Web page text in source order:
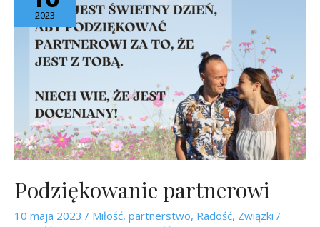
2023
Podziękowanie partnerowi
10 maja 2023 / Miłość, partnerstwo, Radość, Związki /